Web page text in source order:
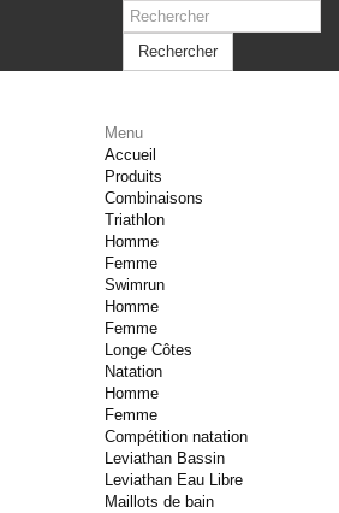
Rechercher
Menu
Accueil
Produits
Combinaisons
Triathlon
Homme
Femme
Swimrun
Homme
Femme
Longe Côtes
Natation
Homme
Femme
Compétition natation
Leviathan Bassin
Leviathan Eau Libre
Maillots de bain